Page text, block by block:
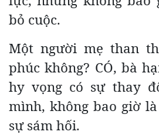
bỏ cuộc.
Một người mẹ than
phúc không? CÓ, bà
hy vọng có sự thay
mình, không bao giờ
sự sám hối.